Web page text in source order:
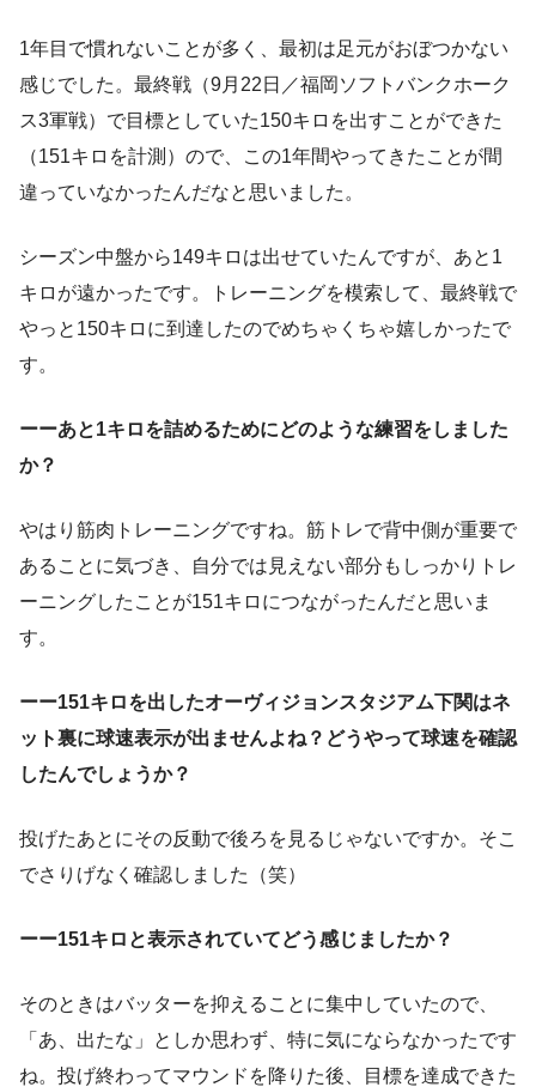
1年目で慣れないことが多く、最初は足元がおぼつかない
感じでした。最終戦（9月22日／福岡ソフトバンクホーク
ス3軍戦）で目標としていた150キロを出すことができた
（151キロを計測）ので、この1年間やってきたことが間
違っていなかったんだなと思いました。
シーズン中盤から149キロは出せていたんですが、あと1
キロが遠かったです。トレーニングを模索して、最終戦で
やっと150キロに到達したのでめちゃくちゃ嬉しかったで
す。
ーーあと1キロを詰めるためにどのような練習をしました
か？
やはり筋肉トレーニングですね。筋トレで背中側が重要で
あることに気づき、自分では見えない部分もしっかりトレ
ーニングしたことが151キロにつながったんだと思いま
す。
ーー151キロを出したオーヴィジョンスタジアム下関はネ
ット裏に球速表示が出ませんよね？どうやって球速を確認
したんでしょうか？
投げたあとにその反動で後ろを見るじゃないですか。そこ
でさりげなく確認しました（笑）
ーー151キロと表示されていてどう感じましたか？
そのときはバッターを抑えることに集中していたので、
「あ、出たな」としか思わず、特に気にならなかったです
ね。投げ終わってマウンドを降りた後、目標を達成できた